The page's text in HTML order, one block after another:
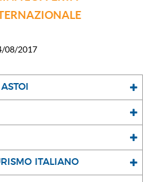
08/2017
ITALIANO